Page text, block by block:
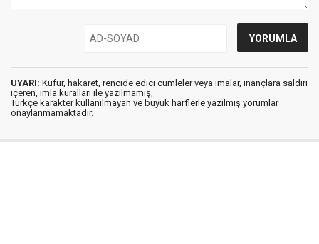
UYARI: Küfür, hakaret, rencide edici cümleler veya imalar, inançlara saldırı
içeren, imla kuralları ile yazılmamış,
Türkçe karakter kullanılmayan ve büyük harflerle yazılmış yorumlar
onaylanmamaktadır.